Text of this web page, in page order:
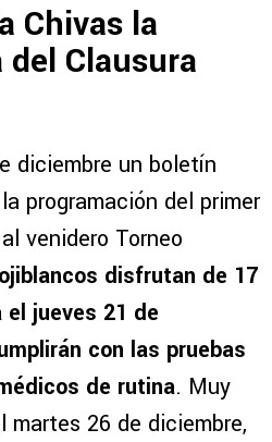
Chivas la
Clausura
diciembre un boletín
programación del primer
venidero Torneo
disfrutan de 17
jueves 21 de
con las pruebas
de rutina. Muy
martes 26 de diciembre,